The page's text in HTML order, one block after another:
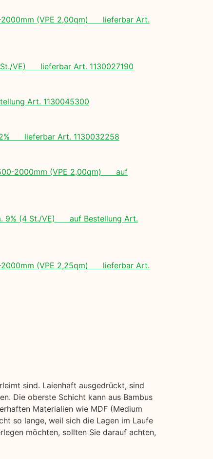
2000mm (VPE 2,00qm) lieferbar Art.
St./VE) lieferbar Art. 1130027190
Art. 1130045300
2% lieferbar Art. 1130032258
500-2000mm (VPE 2,00qm) auf
9% (4 St./VE) auf Bestellung Art.
2000mm (VPE 2,25qm) lieferbar Art.
sind. Laienhaft ausgedrückt, sind
Die oberste Schicht kann aus Bambus
Materialien wie MDF (Medium
so lange, weil sich die Lagen im Laufe
möchten, sollten Sie darauf achten,